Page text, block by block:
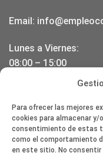
Para ofrecer las mejores
cookies para almacenar y/
consentimiento de estas
como el comportamiento
en este sitio. No
Email:
Lunes a Viernes:
08:00 – 15:00
DONDE